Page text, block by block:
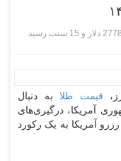
قیمت طلابه دنبال
آمریکا، درگیری‌های
آمریکا به یک رکورد